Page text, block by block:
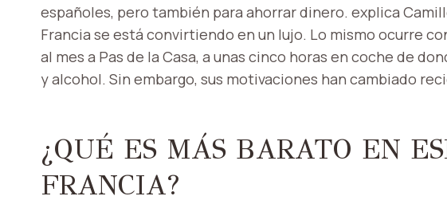
españoles, pero también para ahorrar dinero. explica
Francia se está convirtiendo en un lujo. Lo mismo ocurre
al mes a Pas de la Casa, a unas cinco horas en coche de
y alcohol. Sin embargo, sus motivaciones han cambiado
¿QUÉ ES MÁS BARATO EN
FRANCIA?